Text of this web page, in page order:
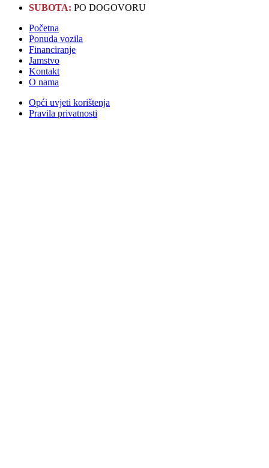
SUBOTA: PO DOGOVORU
Početna
Ponuda vozila
Financiranje
Jamstvo
Kontakt
O nama
Opći uvjeti korištenja
Pravila privatnosti